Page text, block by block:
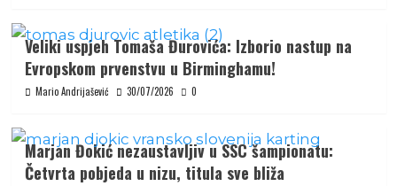
Veliki uspjeh Tomaša Đurovića: Izborio nastup na
Evropskom prvenstvu u Birminghamu!
Mario Andrijašević 30/07/2026 0
Marjan Đokić nezaustavljiv u SSC šampionatu:
Četvrta pobjeda u nizu, titula sve bliža